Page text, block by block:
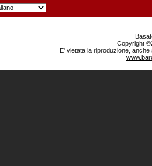
Copyright
E' vietata la riproduzione,